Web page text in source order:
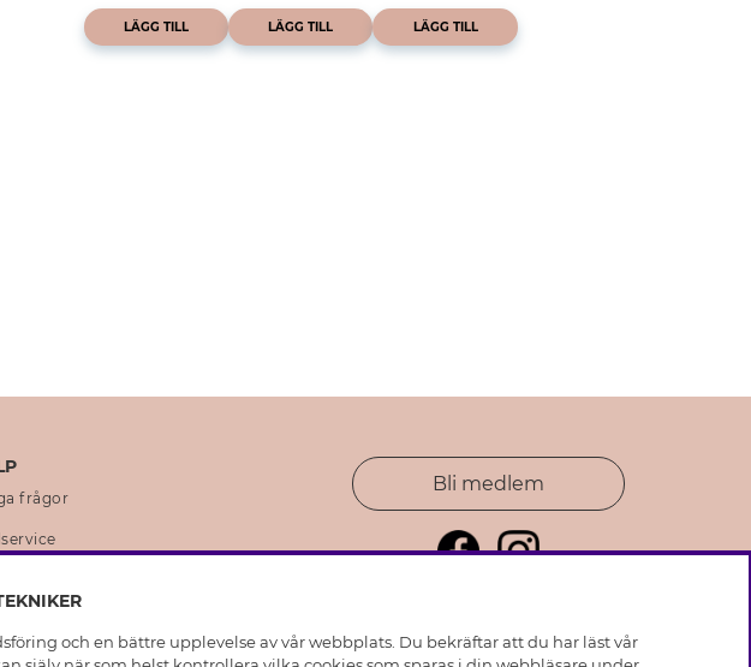
LÄGG TILL LÄGG TILL LÄGG TILL
frågor
skinnhandskar
Bli medlem
och en bättre upplevelse av vår webbplats. Du bekräftar att du har läst vår